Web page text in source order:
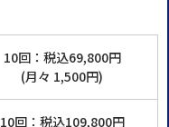
10回：税込69,800円
(月々 1,500円)
10回：税込109,800円